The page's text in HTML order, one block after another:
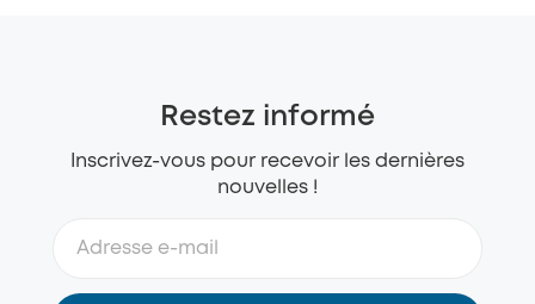
Restez informé
Inscrivez-vous pour recevoir les dernières
nouvelles !